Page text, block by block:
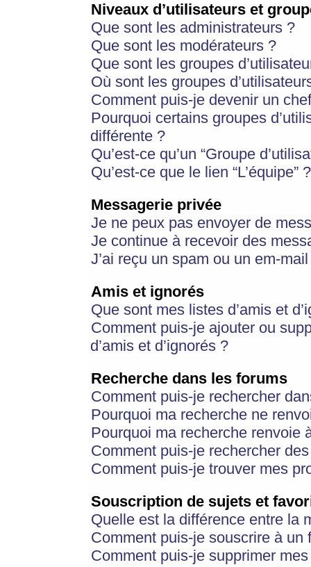
Niveaux d’utilisateurs et
Que sont les administrateurs ?
Que sont les modérateurs ?
Que sont les groupes
Où sont les groupes
Comment puis-je devenir un
Pourquoi certains groupes
différente ?
Qu’est-ce qu’un “Groupe
Qu’est-ce que le lien “L’équipe” ?
Messagerie privée
Je ne peux pas envoyer de
Je continue à recevoir des
J’ai reçu un spam ou un em-
Amis et ignorés
Que sont mes listes d’amis et
Comment puis-je ajouter ou
d’amis et d’ignorés ?
Recherche dans les forums
Comment puis-je rechercher
Pourquoi ma recherche ne
Pourquoi ma recherche renvoie
Comment puis-je rechercher
Comment puis-je trouver mes
Souscription de sujets et
Quelle est la différence entre la
Comment puis-je souscrire à
Comment puis-je supprimer